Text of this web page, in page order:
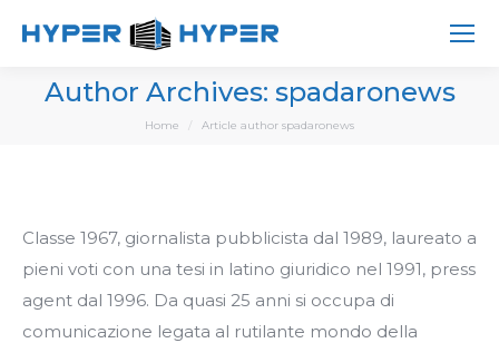
Author Archives: spadaronews
You are here:
Home Article author spadaronews
Classe 1967, giornalista pubblicista dal 1989, laureato a
pieni voti con una tesi in latino giuridico nel 1991, press
agent dal 1996. Da quasi 25 anni si occupa di
comunicazione legata al rutilante mondo della